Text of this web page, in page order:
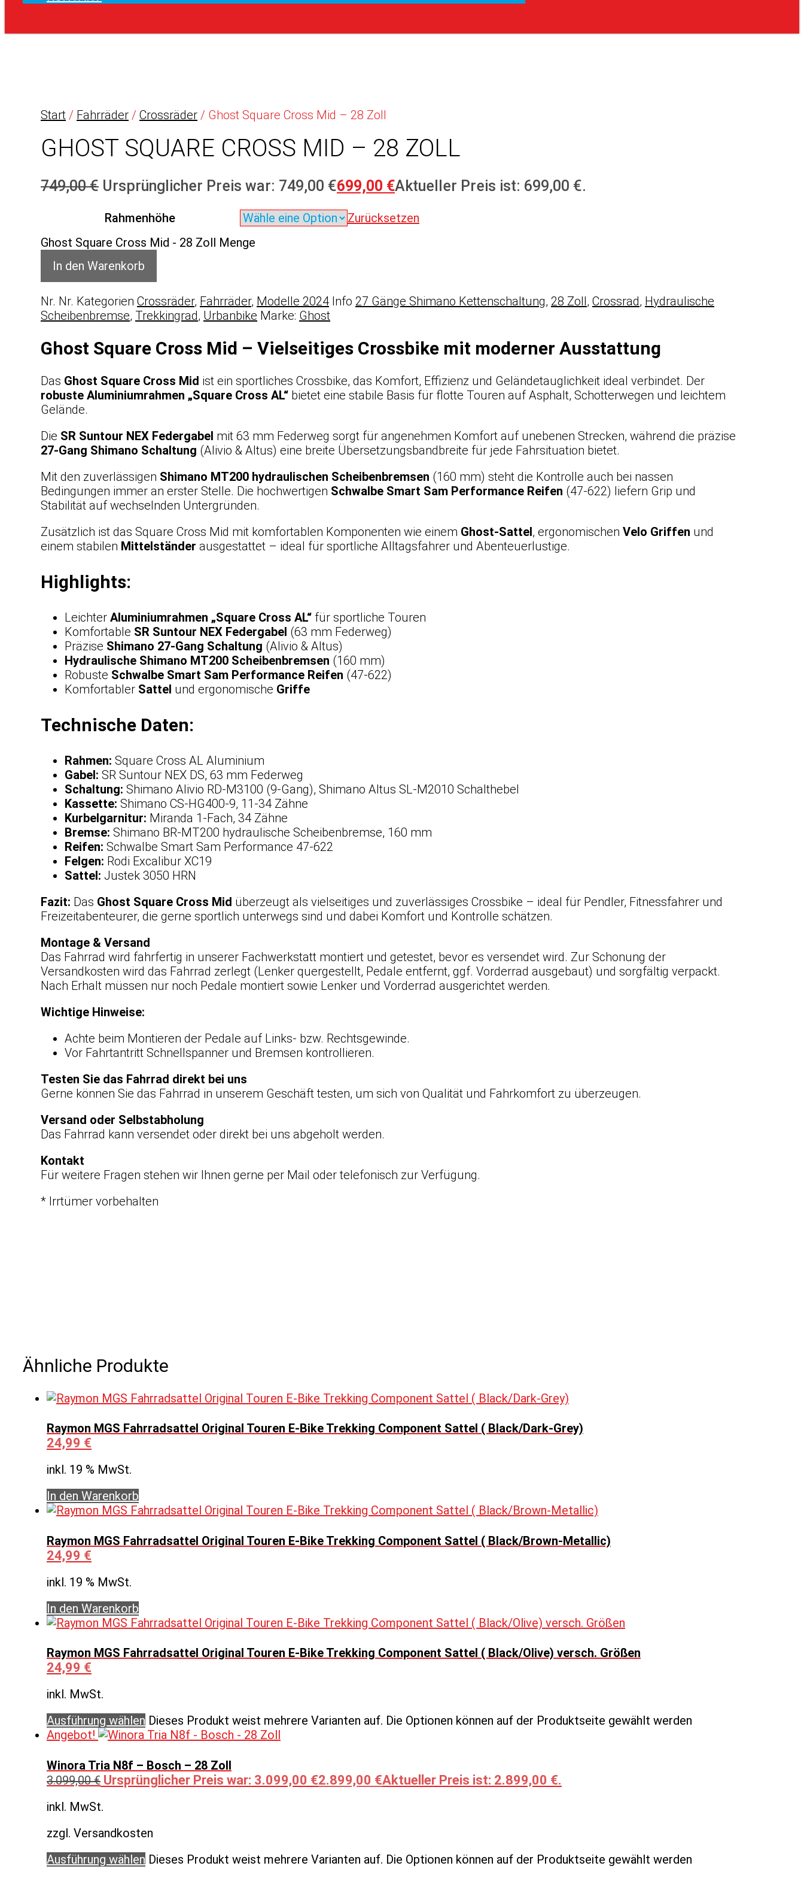
Start / Fahrräder / Crossräder / Ghost Square Cross Mid – 28 Zoll
GHOST SQUARE CROSS MID – 28 ZOLL
749,00€ Ursprünglicher Preis war: 749,00 €699,00 €Aktueller Preis ist: 699,00 €.
Rahmenhöhe
Zurücksetzen
Ghost Square Cross Mid - 28 Zoll Menge
In den Warenkorb
Nr. Nr. Kategorien Crossräder, Fahrräder, Modelle 2024 Info 27 Gänge Shimano Kettenschaltung, 28 Zoll, Crossrad, Hydraulische
Scheibenbremse, Trekkingrad, Urbanbike Marke: Ghost
Ghost Square Cross Mid – Vielseitiges Crossbike mit moderner Ausstattung
Das Ghost Square Cross Mid ist ein sportliches Crossbike, das Komfort, Effizienz und Geländetauglichkeit ideal verbindet. Der
robuste Aluminiumrahmen „Square Cross AL“ bietet eine stabile Basis für flotte Touren auf Asphalt, Schotterwegen und leichtem
Gelände.
Die SR Suntour NEX Federgabel mit 63 mm Federweg sorgt für angenehmen Komfort auf unebenen Strecken, während die präzise
27-Gang Shimano Schaltung (Alivio & Altus) eine breite Übersetzungsbandbreite für jede Fahrsituation bietet.
Mit den zuverlässigen Shimano MT200 hydraulischen Scheibenbremsen (160 mm) steht die Kontrolle auch bei nassen
Bedingungen immer an erster Stelle. Die hochwertigen Schwalbe Smart Sam Performance Reifen (47-622) liefern Grip und
Stabilität auf wechselnden Untergründen.
Zusätzlich ist das Square Cross Mid mit komfortablen Komponenten wie einem Ghost-Sattel, ergonomischen Velo Griffen und
einem stabilen Mittelständer ausgestattet – ideal für sportliche Alltagsfahrer und Abenteuerlustige.
Highlights:
Leichter Aluminiumrahmen „Square Cross AL“ für sportliche Touren
Komfortable SR Suntour NEX Federgabel (63 mm Federweg)
Präzise Shimano 27-Gang Schaltung (Alivio & Altus)
Hydraulische Shimano MT200 Scheibenbremsen (160 mm)
Robuste Schwalbe Smart Sam Performance Reifen (47-622)
Komfortabler Sattel und ergonomische Griffe
Technische Daten:
Rahmen: Square Cross AL Aluminium
Gabel: SR Suntour NEX DS, 63 mm Federweg
Schaltung: Shimano Alivio RD-M3100 (9-Gang), Shimano Altus SL-M2010 Schalthebel
Kassette: Shimano CS-HG400-9, 11-34 Zähne
Kurbelgarnitur: Miranda 1-Fach, 34 Zähne
Bremse: Shimano BR-MT200 hydraulische Scheibenbremse, 160 mm
Reifen: Schwalbe Smart Sam Performance 47-622
Felgen: Rodi Excalibur XC19
Sattel: Justek 3050 HRN
Fazit: Das Ghost Square Cross Mid überzeugt als vielseitiges und zuverlässiges Crossbike – ideal für Pendler, Fitnessfahrer und
Freizeitabenteurer, die gerne sportlich unterwegs sind und dabei Komfort und Kontrolle schätzen.
Montage & Versand
Das Fahrrad wird fahrfertig in unserer Fachwerkstatt montiert und getestet, bevor es versendet wird. Zur Schonung der
Versandkosten wird das Fahrrad zerlegt (Lenker quergestellt, Pedale entfernt, ggf. Vorderrad ausgebaut) und sorgfältig verpackt.
Nach Erhalt müssen nur noch Pedale montiert sowie Lenker und Vorderrad ausgerichtet werden.
Wichtige Hinweise:
Achte beim Montieren der Pedale auf Links- bzw. Rechtsgewinde.
Vor Fahrtantritt Schnellspanner und Bremsen kontrollieren.
Testen Sie das Fahrrad direkt bei uns
Gerne können Sie das Fahrrad in unserem Geschäft testen, um sich von Qualität und Fahrkomfort zu überzeugen.
Versand oder Selbstabholung
Das Fahrrad kann versendet oder direkt bei uns abgeholt werden.
Kontakt
Für weitere Fragen stehen wir Ihnen gerne per Mail oder telefonisch zur Verfügung.
* Irrtümer vorbehalten
Ähnliche Produkte
Raymon MGS Fahrradsattel Original Touren E-Bike Trekking Component Sattel ( Black/Dark-Grey)
24,99 €
inkl. 19 % MwSt.
In den Warenkorb
Raymon MGS Fahrradsattel Original Touren E-Bike Trekking Component Sattel ( Black/Brown-Metallic)
24,99 €
inkl. 19 % MwSt.
In den Warenkorb
Raymon MGS Fahrradsattel Original Touren E-Bike Trekking Component Sattel ( Black/Olive) versch. Größen
24,99 €
inkl. MwSt.
Ausführung wählen Dieses Produkt weist mehrere Varianten auf. Die Optionen können auf der Produktseite gewählt werden
Angebot!
Winora Tria N8f – Bosch – 28 Zoll
3.099,00€ Ursprünglicher Preis war: 3.099,00 €2.899,00 €Aktueller Preis ist: 2.899,00 €.
inkl. MwSt.
zzgl. Versandkosten
Ausführung wählen Dieses Produkt weist mehrere Varianten auf. Die Optionen können auf der Produktseite gewählt werden